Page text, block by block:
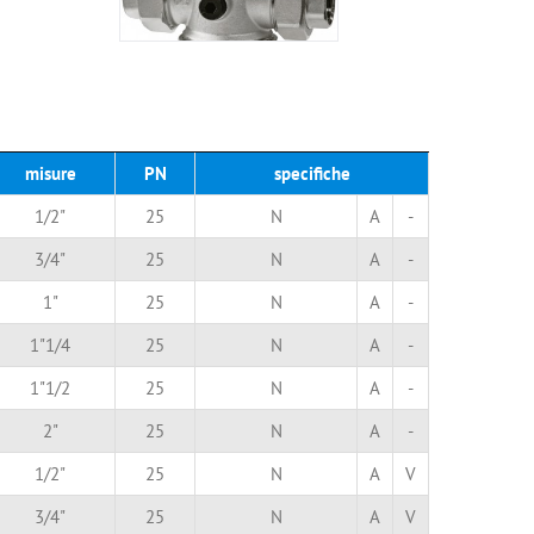
misure PN
specifiche
1/2"
25 N A
-
3/4"
25 N A
-
1"
25 N A
-
1"1/4
25 N A
-
1"1/2
25 N A
-
2"
25 N A
-
1/2"
25 N A
V
3/4"
25 N A V